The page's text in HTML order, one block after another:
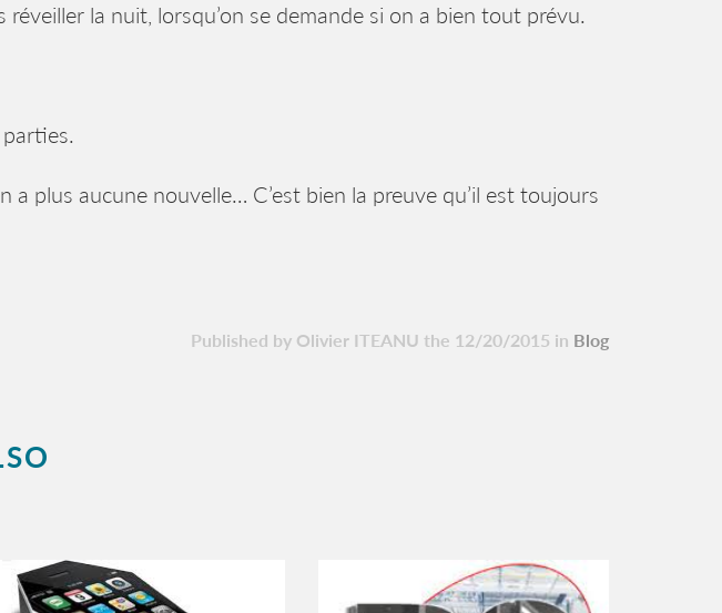
la nuit, lorsqu’on se demande si on a bien tout prévu.
a plus aucune nouvelle… C’est bien la preuve qu’il est toujours
Published by Olivier ITEANU the 12/20/2015 in Blog